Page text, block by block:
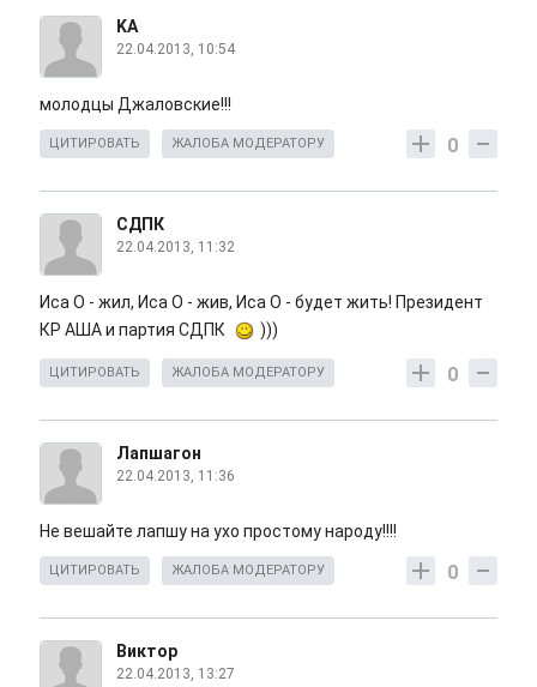
KA
22.04.2013, 10:54
молодцы Джаловские!!!
0
ЦИТИРОВАТЬ ЖАЛОБА МОДЕРАТОРУ
СДПК
22.04.2013, 11:32
Иса О - жил, Иса О - жив, Иса О - будет жить! Президент
КР АША и партия СДПК
)))
0
ЦИТИРОВАТЬ ЖАЛОБА МОДЕРАТОРУ
Лапшагон
22.04.2013, 11:36
Не вешайте лапшу на ухо простому народу!!!!
0
ЦИТИРОВАТЬ ЖАЛОБА МОДЕРАТОРУ
Виктор
22.04.2013, 13:27